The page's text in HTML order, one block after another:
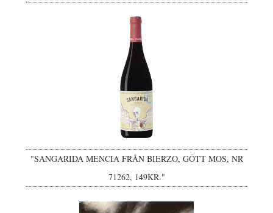
"SANGARIDA MENCIA FRÅN BIERZO, GÔTT MOS, NR
71262, 149KR."